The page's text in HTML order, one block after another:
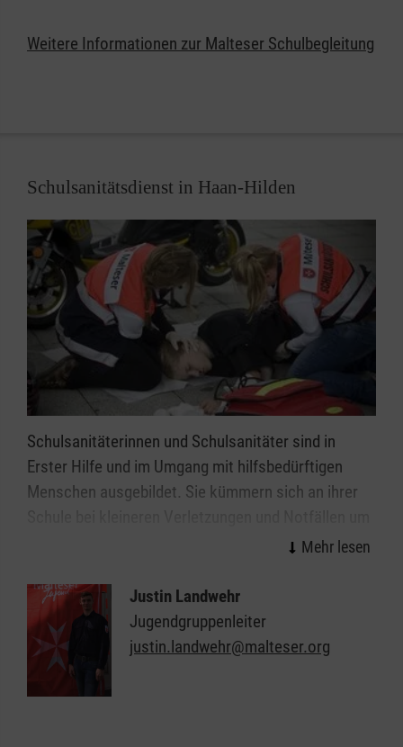
Weitere Informationen zur Malteser Schulbegleitung
Schulsanitätsdienst in Haan-Hilden
Schulsanitäterinnen und Schulsanitäter sind in
Erster Hilfe und im Umgang mit hilfsbedürftigen
Menschen ausgebildet. Sie kümmern sich an ihrer
gestellten Räume, Geräte und Materialien. Der
Schulsanitätsdienst in Haan-Hilden unterstützt so
die Schulleitung in ihrer Verantwortung für die
Sicherheit der Schülerinnen, Schüler und Lehrkräfte.
Wir möchten jungen Menschen das Thema "Helfen"
Justin Landwehr
Jugendgruppenleiter
justin.landwehr@malteser.org